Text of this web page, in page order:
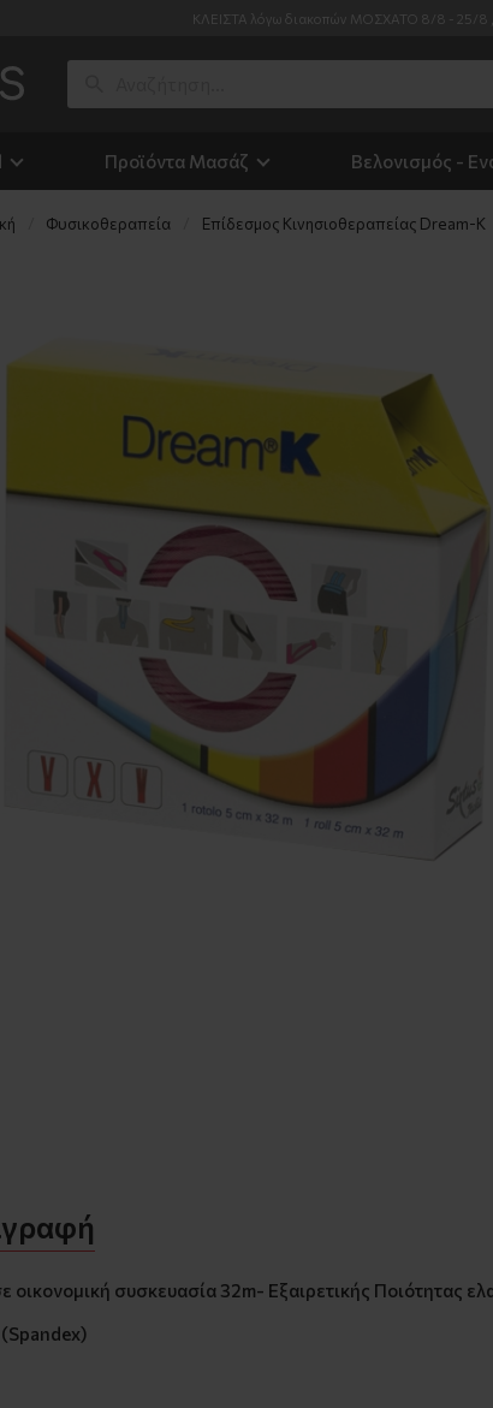
ΚΛΕΙΣΤΑ λόγω διακοπών ΜΟΣΧΑΤΟ 8/8 - 25/
Προϊόντα Μασάζ Βελονισμός -
Φυσικοθεραπεία Επίδεσμος Κινησιοθεραπείας Dream-K
οικονομική συσκευασία 32m- Εξαιρετικής Ποιότητας